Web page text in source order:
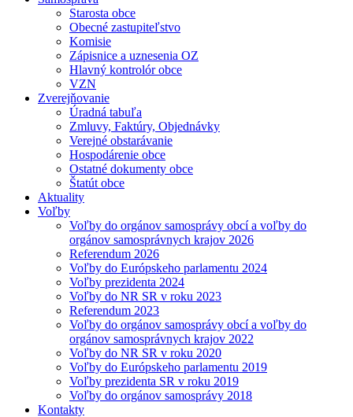
Starosta obce
Obecné zastupiteľstvo
Komisie
Zápisnice a uznesenia OZ
Hlavný kontrolór obce
VZN
Zverejňovanie
Úradná tabuľa
Zmluvy, Faktúry, Objednávky
Verejné obstarávanie
Hospodárenie obce
Ostatné dokumenty obce
Štatút obce
Aktuality
Voľby
Voľby do orgánov samosprávy obcí a voľby do
orgánov samosprávnych krajov 2026
Referendum 2026
Voľby do Európskeho parlamentu 2024
Voľby prezidenta 2024
Voľby do NR SR v roku 2023
Referendum 2023
Voľby do orgánov samosprávy obcí a voľby do
orgánov samosprávnych krajov 2022
Voľby do NR SR v roku 2020
Voľby do Európskeho parlamentu 2019
Voľby prezidenta SR v roku 2019
Voľby do orgánov samosprávy 2018
Kontakty